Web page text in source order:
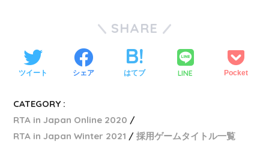
SHARE
ツイート シェア はてブ LINE Pocket
CATEGORY :
RTA in Japan Online 2020
RTA in Japan Winter 2021
採用ゲームタイトル一覧